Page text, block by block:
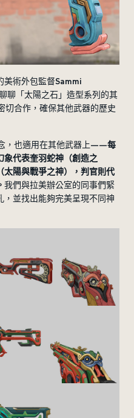
美術外包監督Sammi
聊「太陽之石」造型系列的其
切合作，確保其他武器的歷史
，也適用在其他武器上——每
象代表奎羽蛇神（創造之
太陽與戰爭之神），判官則代
我們與拉美辦公室的同事們緊
並找出能夠完美呈現不同神